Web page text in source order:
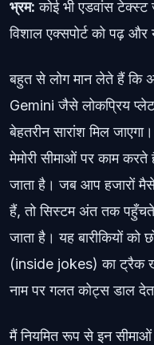
भ्रम: कोई भी एडवांस
विशाल एक्सपोर्ट को पढ़
बहुत से लोग मान लेते हैं कि
Gemini जैसे लोकप्रिय
बेहतरीन सारांश मिल
मेमोरी सीमाओं पर काम
जाता है। जब आप हजारों
हैं, तो सिस्टम अंत तक
जाता है। यह बारीकियों
(inside jokes) का ट्रैक
नाम पर गलत कोट्स डाल
मैं नियमित रूप से इन सीमाओं